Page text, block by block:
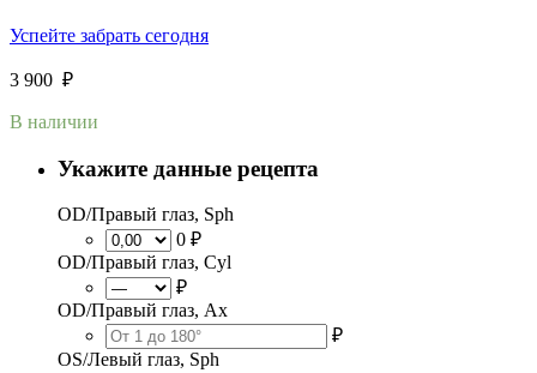
Успейте забрать сегодня
3 900 ₽
В наличии
Укажите данные рецепта
OD/Правый глаз, Sph
0 ₽
OD/Правый глаз, Cyl
₽
OD/Правый глаз, Ax
₽
OS/Левый глаз, Sph